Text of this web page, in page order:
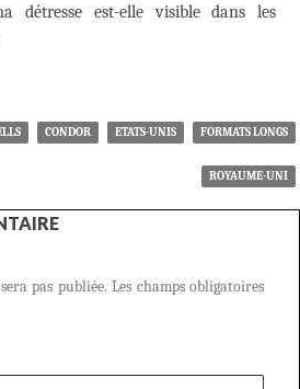
détresse est-elle visible dans les
CONDOR ETATS-UNIS FORMATS LONGS
ROYAUME-UNI
pas publiée. Les champs obligatoires